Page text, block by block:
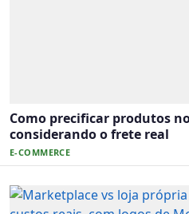
Como precificar produtos
considerando o frete real
E-COMMERCE